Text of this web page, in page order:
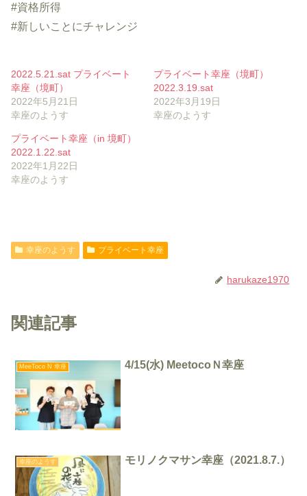
#資格所得
#新しいことにチャレンジ
2022.5.21.sat プライベート
幸座（境町）
2022年5月21日
幸座のようす
プライベート幸座（境町）
2022.3.19.sat
2022年3月19日
幸座のようす
プライベート幸座（in 境町）
2022.1.22.sat
2022年1月22日
幸座のようす
幸座のようす プライベート幸座
harukaze1970
関連記事
MeeToco N 幸座 4/15(水) MeetocoＮ幸座
幸座のようす モリノクマサン幸座（2021.8.7.）